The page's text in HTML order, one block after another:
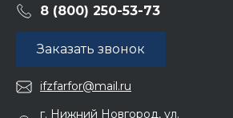
8 (800) 250-53-73
Заказать звонок
ifzfarfor@mail.ru
г. Нижний Новгород, ул.